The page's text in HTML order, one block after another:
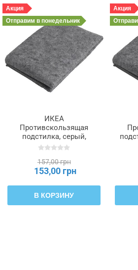
Акция
Отправим в понедельник
ИКЕА
Противскользящая
подстилка, серый,
70x140 см STOPP FILT
305.502.13
157,00 грн
153,00 грн
В КОРЗИНУ
Акция